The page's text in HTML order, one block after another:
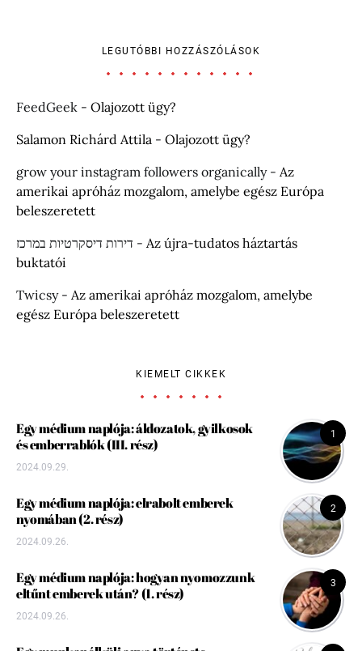
LEGUTÓBBI HOZZÁSZÓLÁSOK
FeedGeek - Olajozott ügy?
Salamon Richárd Attila - Olajozott ügy?
grow your instagram followers organically- Az
amerikai apróház mozgalom, amelybe egész Európa
beleszeretett
דירות דיסקרטיות במרכז - Az újra-tudatos háztartás
buktatói
Twicsy- Az amerikai apróház mozgalom, amelybe
egész Európa beleszeretett
KIEMELT CIKKEK
1
Egy médium naplója: áldozatok, gyilkosok
és emberrablók (III. rész)
2024.09.29.
2
Egy médium naplója: elrabolt emberek
nyomában (2. rész)
2024.09.26.
3
Egy médium naplója: hogyan nyomozzunk
eltűnt emberek után? (1. rész)
2024.09.26.